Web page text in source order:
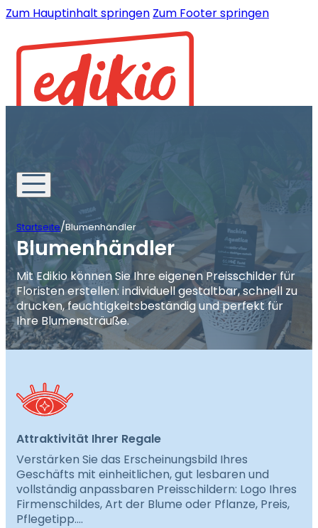
Zum Hauptinhalt springen Zum Footer springen
Startseite/Blumenhändler
Blumenhändler
Mit Edikio können Sie Ihre eigenen Preisschilder für
Floristen erstellen: individuell gestaltbar, schnell zu
drucken, feuchtigkeitsbeständig und perfekt für
Ihre Blumensträuße.
Attraktivität Ihrer Regale
Verstärken Sie das Erscheinungsbild Ihres
Geschäfts mit einheitlichen, gut lesbaren und
vollständig anpassbaren Preisschildern: Logo Ihres
Firmenschildes, Art der Blume oder Pflanze, Preis,
Pflegetipp….